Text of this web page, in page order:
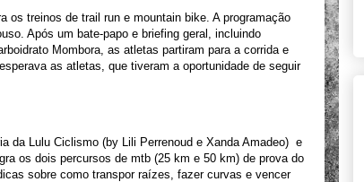
os treinos de trail run e mountain bike. A programação
Após um bate-papo e briefing geral, incluindo
Mombora, as atletas partiram para a corrida e
as atletas, que tiveram a oportunidade de seguir
da Lulu Ciclismo (by Lili Perrenoud e Xanda Amadeo) e
os dois percursos de mtb (25 km e 50 km) de prova do
sobre como transpor raízes, fazer curvas e vencer